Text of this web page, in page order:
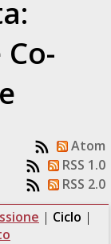
Atom
RSS 1.0
RSS 2.0
| Ciclo |